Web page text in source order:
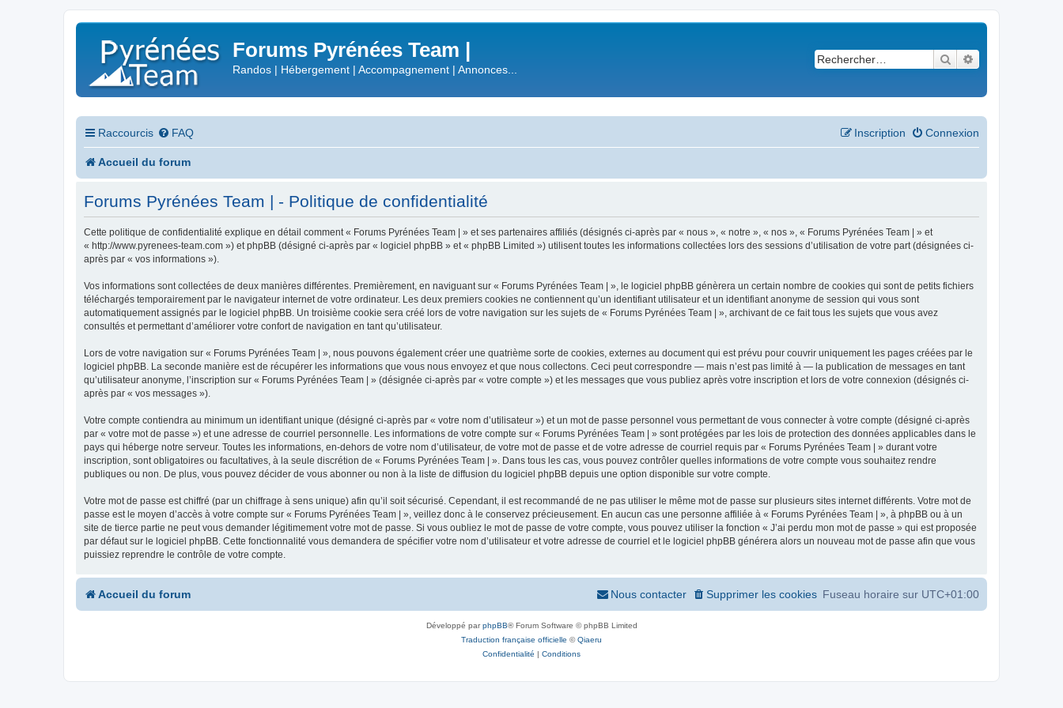
Forums Pyrénées Team |
Randos | Hébergement | Accompagnement | Annonces...
Rechercher
Raccourcis FAQ Connexion
Inscription
Accueil du forum
Forums Pyrénées Team | - Politique de confidentialité
Cette politique de confidentialité explique en détail comment « Forums Pyrénées Team | » et ses partenaires affiliés (désignés ci-après par « nous », « notre », « nos », « Forums Pyrénées Team | » et
« http://www.pyrenees-team.com ») et phpBB (désigné ci-après par « logiciel phpBB » et « phpBB Limited ») utilisent toutes les informations collectées lors des sessions d’utilisation de votre part (désignées ci-
après par « vos informations »).
Vos informations sont collectées de deux manières différentes. Premièrement, en naviguant sur « Forums Pyrénées Team | », le logiciel phpBB génèrera un certain nombre de cookies qui sont de petits fichiers
téléchargés temporairement par le navigateur internet de votre ordinateur. Les deux premiers cookies ne contiennent qu’un identifiant utilisateur et un identifiant anonyme de session qui vous sont
automatiquement assignés par le logiciel phpBB. Un troisième cookie sera créé lors de votre navigation sur les sujets de « Forums Pyrénées Team | », archivant de ce fait tous les sujets que vous avez
consultés et permettant d’améliorer votre confort de navigation en tant qu’utilisateur.
Lors de votre navigation sur « Forums Pyrénées Team | », nous pouvons également créer une quatrième sorte de cookies, externes au document qui est prévu pour couvrir uniquement les pages créées par le
logiciel phpBB. La seconde manière est de récupérer les informations que vous nous envoyez et que nous collectons. Ceci peut correspondre — mais n’est pas limité à — la publication de messages en tant
qu’utilisateur anonyme, l’inscription sur « Forums Pyrénées Team | » (désignée ci-après par « votre compte ») et les messages que vous publiez après votre inscription et lors de votre connexion (désignés ci-
après par « vos messages »).
Votre compte contiendra au minimum un identifiant unique (désigné ci-après par « votre nom d’utilisateur ») et un mot de passe personnel vous permettant de vous connecter à votre compte (désigné ci-après
par « votre mot de passe ») et une adresse de courriel personnelle. Les informations de votre compte sur « Forums Pyrénées Team | » sont protégées par les lois de protection des données applicables dans le
pays qui héberge notre serveur. Toutes les informations, en-dehors de votre nom d’utilisateur, de votre mot de passe et de votre adresse de courriel requis par « Forums Pyrénées Team | » durant votre
inscription, sont obligatoires ou facultatives, à la seule discrétion de « Forums Pyrénées Team | ». Dans tous les cas, vous pouvez contrôler quelles informations de votre compte vous souhaitez rendre
publiques ou non. De plus, vous pouvez décider de vous abonner ou non à la liste de diffusion du logiciel phpBB depuis une option disponible sur votre compte.
Votre mot de passe est chiffré (par un chiffrage à sens unique) afin qu’il soit sécurisé. Cependant, il est recommandé de ne pas utiliser le même mot de passe sur plusieurs sites internet différents. Votre mot de
passe est le moyen d’accès à votre compte sur « Forums Pyrénées Team | », veillez donc à le conservez précieusement. En aucun cas une personne affiliée à « Forums Pyrénées Team | », à phpBB ou à un
site de tierce partie ne peut vous demander légitimement votre mot de passe. Si vous oubliez le mot de passe de votre compte, vous pouvez utiliser la fonction « J’ai perdu mon mot de passe » qui est proposée
par défaut sur le logiciel phpBB. Cette fonctionnalité vous demandera de spécifier votre nom d’utilisateur et votre adresse de courriel et le logiciel phpBB générera alors un nouveau mot de passe afin que vous
puissiez reprendre le contrôle de votre compte.
Accueil du forum Fuseau horaire sur UTC+01:00
Supprimer les cookies
Nous contacter
Développé parphpBB® Forum Software © phpBB Limited
Traduction française officielle ©Qiaeru
Confidentialité | Conditions